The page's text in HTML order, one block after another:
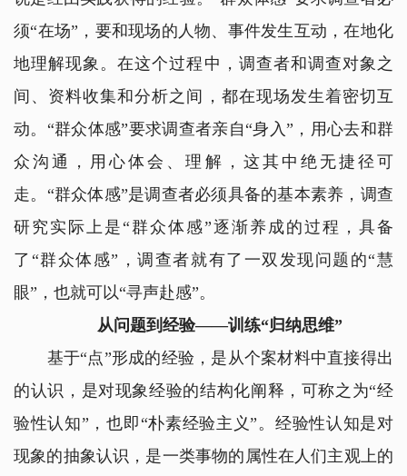
须“在场”，要和现场的人物、事件发生互动，在地化
地理解现象。在这个过程中，调查者和调查对象之
间、资料收集和分析之间，都在现场发生着密切互
动。“群众体感”要求调查者亲自“身入”，用心去和群
众沟通，用心体会、理解，这其中绝无捷径可
走。“群众体感”是调查者必须具备的基本素养，调查
研究实际上是“群众体感”逐渐养成的过程，具备
了“群众体感”，调查者就有了一双发现问题的“慧
眼”，也就可以“寻声赴感”。
从问题到经验——训练“归纳思维”
基于“点”形成的经验，是从个案材料中直接得出
的认识，是对现象经验的结构化阐释，可称之为“经
验性认知”，也即“朴素经验主义”。经验性认知是对
现象的抽象认识，是一类事物的属性在人们主观上的